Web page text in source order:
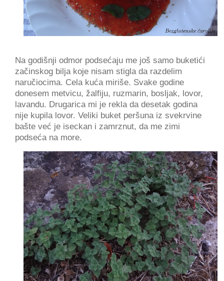
Na godišnji odmor podsećaju me još samo buketići
začinskog bilja koje nisam stigla da razdelim
naručiocima. Cela kuća miriše. Svake godine
donesem metvicu, žalfiju, ruzmarin, bosljak, lovor,
lavandu. Drugarica mi je rekla da desetak godina
nije kupila lovor. Veliki buket peršuna iz svekrvine
bašte već je iseckan i zamrznut, da me zimi
podseća na more.